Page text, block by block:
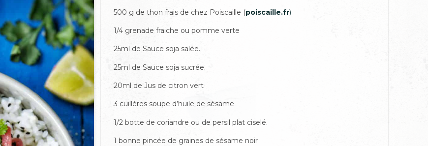
500 g de thon frais de chez Poiscaille (poiscaille.fr)
1/4 grenade fraiche ou pomme verte
25ml de Sauce soja salée.
25ml de Sauce soja sucrée.
20ml de Jus de citron vert
3 cuillères soupe d’huile de sésame
1/2 botte de coriandre ou de persil plat ciselé.
1 bonne pincée de graines de sésame noir